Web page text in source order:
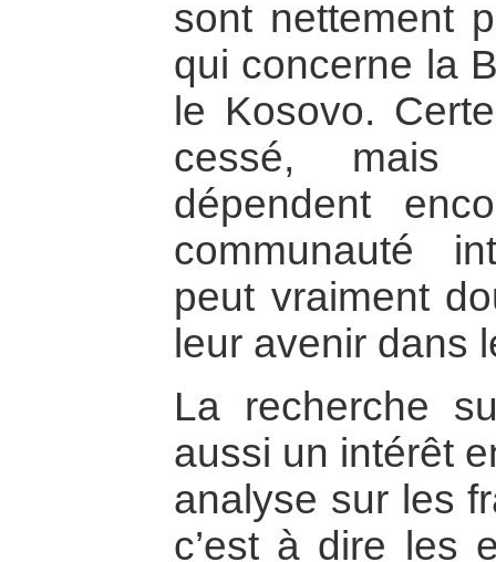
sont nettement
qui concerne la
le Kosovo.
cessé, mais
dépendent
communauté
peut vraiment
leur avenir dans
La recherche
aussi un intérêt
analyse sur les
c’est à dire les